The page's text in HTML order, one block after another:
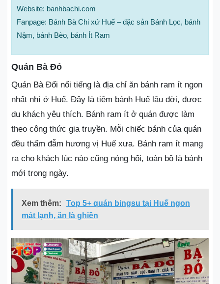
Website: banhbachi.com
Fanpage: Bánh Bà Chi xứ Huế – đặc sản Bánh Lọc, bánh
Nậm, bánh Bèo, bánh Ít Ram
Quán Bà Đỏ
Quán Bà Đổi nổi tiếng là địa chỉ ăn bánh ram ít ngon
nhất nhì ở Huế. Đây là tiệm bánh Huế lâu đời, được
du khách yêu thích. Bánh ram ít ở quán được làm
theo công thức gia truyền. Mỗi chiếc bánh của quán
đều thấm đẫm hương vị Huế xưa. Bánh ram ít mang
ra cho khách lúc nào cũng nóng hổi, toàn bộ là bánh
mới trong ngày.
Xem thêm:
Top 5+ quán bingsu tại Huế ngon
mát lạnh, ăn là ghiền